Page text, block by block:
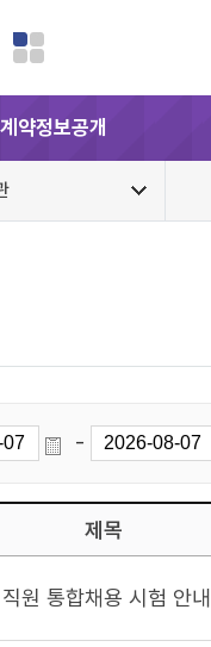
계약정보공개
-
제목
원 통합채용 시험 안내